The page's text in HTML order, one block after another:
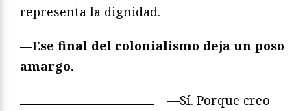
representa la dignidad.
—Ese final del colonialismo deja un poso
amargo.
—Sí. Porque creo